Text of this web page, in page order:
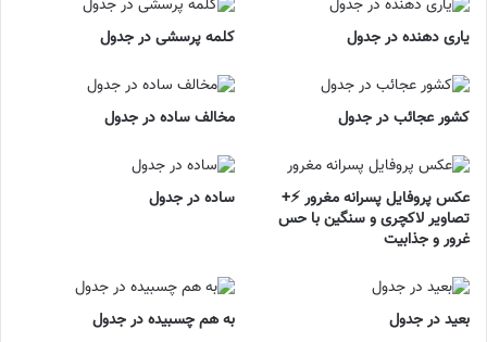
یاری دهنده در جدول کلمه پرسشی در جدول
کشور عجائب در جدول مخالف ساده در جدول
عکس پروفایل پسرانه مغرور ⚡+
تصاویر لاکچری و سنگین با حس
غرور و جذابیت
ساده در جدول
بعید در جدول به هم چسبیده در جدول